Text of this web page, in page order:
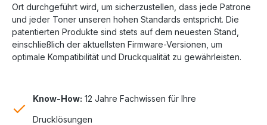
Ort durchgeführt wird, um sicherzustellen, dass jede Patrone
und jeder Toner unseren hohen Standards entspricht. Die
patentierten Produkte sind stets auf dem neuesten Stand,
einschließlich der aktuellsten Firmware-Versionen, um
optimale Kompatibilität und Druckqualität zu gewährleisten.
Know-How: 12 Jahre Fachwissen für Ihre
Drucklösungen